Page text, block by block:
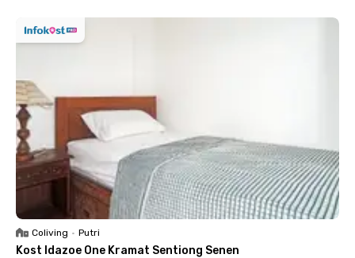
Coliving • Putri
Kost Idazoe One Kramat Sentiong Senen